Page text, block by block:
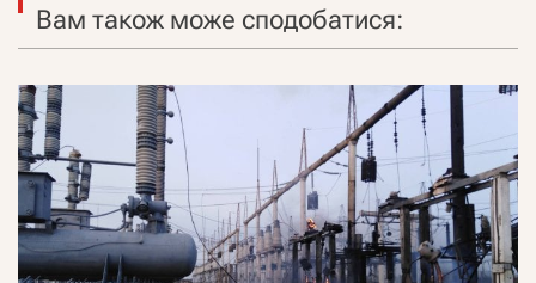
Вам також може сподобатися: